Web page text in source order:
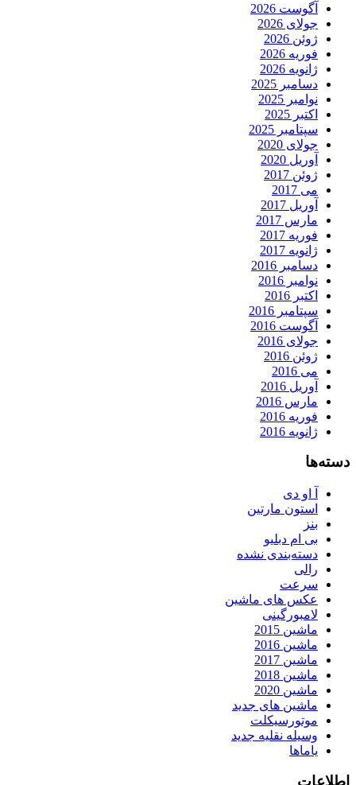
آگوست 2026
جولای 2026
ژوئن 2026
فوریه 2026
ژانویه 2026
دسامبر 2025
نوامبر 2025
اکتبر 2025
سپتامبر 2025
جولای 2020
آوریل 2020
ژوئن 2017
می 2017
آوریل 2017
مارس 2017
فوریه 2017
ژانویه 2017
دسامبر 2016
نوامبر 2016
اکتبر 2016
سپتامبر 2016
آگوست 2016
جولای 2016
ژوئن 2016
می 2016
آوریل 2016
مارس 2016
فوریه 2016
ژانویه 2016
دسته‌ها
آ او دی
استون مارتین
بنز
بی ام دبلیو
دسته‌بندی نشده
رالی
سرعت
عکس های ماشین
لامبورگینی
ماشین 2015
ماشین 2016
ماشین 2017
ماشین 2018
ماشین 2020
ماشین های جدید
موتورسیکلت
وسیله نقلیه جدید
یاماها
اطلاعات